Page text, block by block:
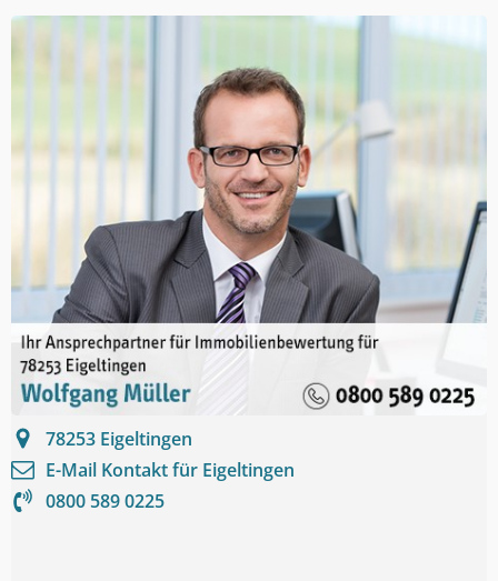
78253 Eigeltingen
E-Mail Kontakt für Eigeltingen
0800 589 0225